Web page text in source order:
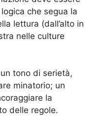
che segua la
lettura (dall’alto in
nelle culture
tono di serietà,
minatorio; un
la
delle regole.